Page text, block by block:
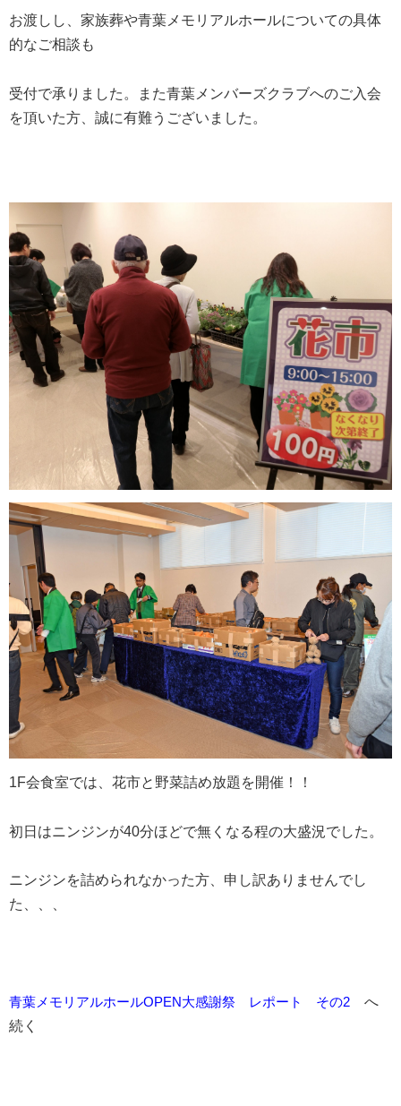
お渡しし、家族葬や青葉メモリアルホールについての具体
的なご相談も
受付で承りました。また青葉メンバーズクラブへのご入会
を頂いた方、誠に有難うございました。
1F会食室では、花市と野菜詰め放題を開催！！
初日はニンジンが40分ほどで無くなる程の大盛況でした。
ニンジンを詰められなかった方、申し訳ありませんでし
た、、、
青葉メモリアルホールOPEN大感謝祭 レポート その2 へ
続く